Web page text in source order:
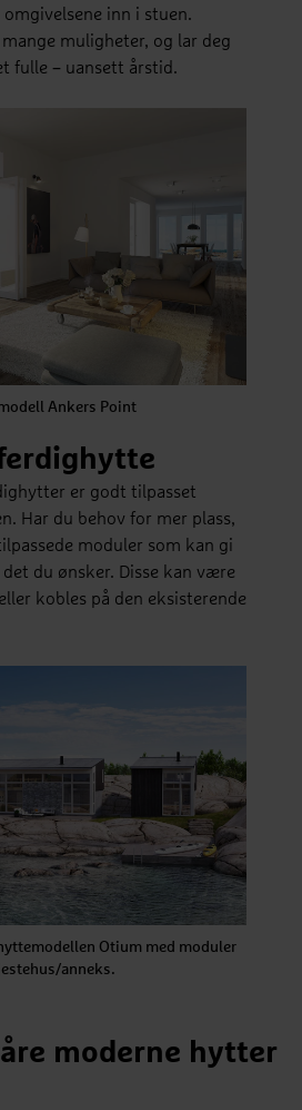
inn i stuen.
muligheter, og lar deg
fulle – uansett årstid.
Ankers Point
er godt tilpasset
Har du behov for mer plass,
moduler som kan gi
du ønsker. Disse kan være
kobles på den eksisterende
Otium med moduler
anneks.
moderne hytter